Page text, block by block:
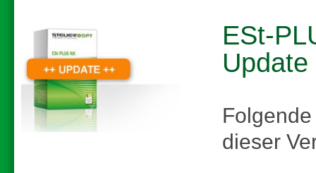
ESt-
dieser